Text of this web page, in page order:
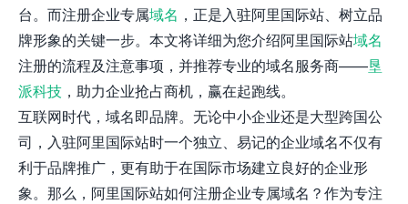
台。而注册企业专属域名 ，正是入驻阿里国际站、树立品
牌形象的关键一步。本文将详细为您介绍阿里国际站域名
注册的流程及注意事项，并推荐专业的域名服务商——垦
派科技 ，助力企业抢占商机，赢在起跑线。
互联网时代，域名即品牌。无论中小企业还是大型跨国公
司，入驻阿里国际站时一个独立、易记的企业域名不仅有
利于品牌推广，更有助于在国际市场建立良好的企业形
象。那么，阿里国际站如何注册企业专属域名？作为专注